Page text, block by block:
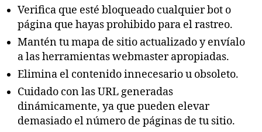
Verifica que esté bloqueado cualquier bot o
página que hayas prohibido para el rastreo.
Mantén tu mapa de sitio actualizado y envíalo
a las herramientas webmaster apropiadas.
Elimina el contenido innecesario u obsoleto.
Cuidado con las URL generadas
dinámicamente, ya que pueden elevar
demasiado el número de páginas de tu sitio.